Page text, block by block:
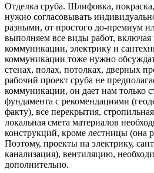
Отделка сруба. Шлифовка,
нужно согласовывать
разными, от простого до-премиум
выполняем все виды работ,
коммуникации, электрику и
коммуникации тоже нужно
стенах, полах, потолках, дверных
рабочий проект сруба не
коммуникации, он дает нам только
фундамента с рекомендациями
факту), все перекрытия,
локальная смета материалов
конструкций, кроме лестницы (она
Поэтому, проекты на электрику,
канализация), вентиляцию,
дополнительно.